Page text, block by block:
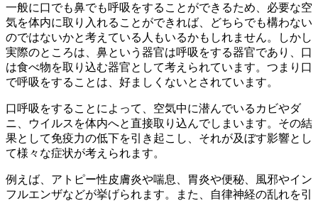
一般に口でも鼻でも呼吸をすることができるため、必要な空
気を体内に取り入れることができれば、どちらでも構わない
のではないかと考えている人もいるかもしれません。しかし
実際のところは、鼻という器官は呼吸をする器官であり、口
は食べ物を取り込む器官として考えられています。つまり口
で呼吸をすることは、好ましくないとされています。
口呼吸をすることによって、空気中に潜んでいるカビやダ
ニ、ウイルスを体内へと直接取り込んでしまいます。その結
果として免疫力の低下を引き起こし、それが及ぼす影響とし
て様々な症状が考えられます。
例えば、アトピー性皮膚炎や喘息、胃炎や便秘、風邪やイン
フルエンザなどが挙げられます。また、自律神経の乱れを引